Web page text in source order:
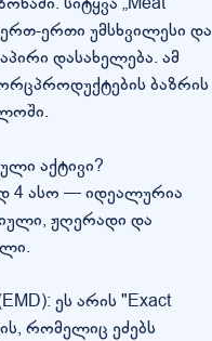
ერთი უმსხვილესი და
დასახელება. ამ
ბაზრის
აქტივი?
4 ასო — იდეალურია
ჟღერადი და
ეს არის "Exact
რომელიც ეძებს